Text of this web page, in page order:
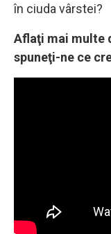
în ciuda vârstei?
Aflaţi mai multe
spuneţi-ne ce